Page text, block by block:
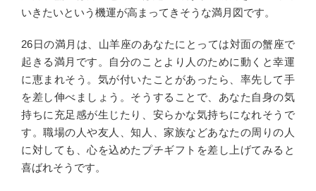
いきたいという機運が高まってきそうな満月図です。
26日の満月は、山羊座のあなたにとっては対面の蟹座で
起きる満月です。自分のことより人のために動くと幸運
に恵まれそう。気が付いたことがあったら、率先して手
を差し伸べましょう。そうすることで、あなた自身の気
持ちに充足感が生じたり、安らかな気持ちになれそうで
す。職場の人や友人、知人、家族などあなたの周りの人
に対しても、心を込めたプチギフトを差し上げてみると
喜ばれそうです。